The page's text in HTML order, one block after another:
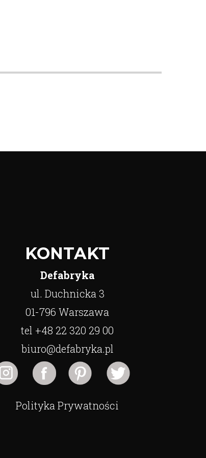
KONTAKT
Defabryka
ul. Duchnicka 3
01-796 Warszawa
tel +48 22 320 29 00
biuro@defabryka.pl
Polityka Prywatności